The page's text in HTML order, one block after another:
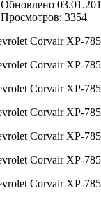
Обновлено
Просмотров: 3354